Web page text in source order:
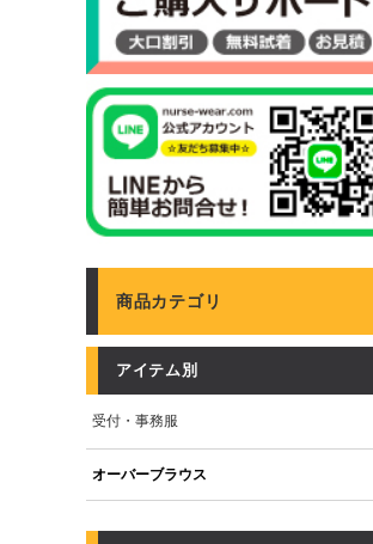
商品カテゴリ
アイテム別
受付・事務服
オーバーブラウス